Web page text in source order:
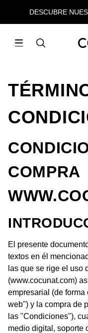
DESCUBRE
COMPRA
El presente
textos en él
las que se rige el uso
(www.cocunat.com)
empresarial (de
web") y la compra de
las "Condiciones"),
medio digital, soporte